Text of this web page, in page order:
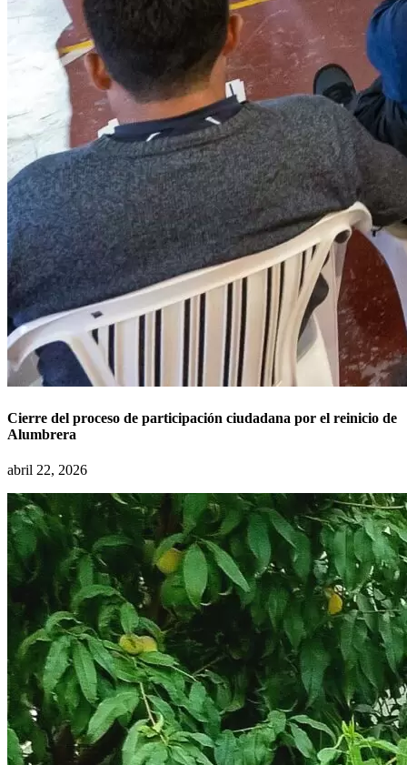
Cierre del proceso de participación ciudadana por el reinicio de
Alumbrera
abril 22, 2026